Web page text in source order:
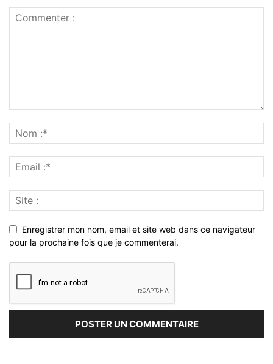
Enregistrer mon nom, email et site web dans ce navigateur
pour la prochaine fois que je commenterai.